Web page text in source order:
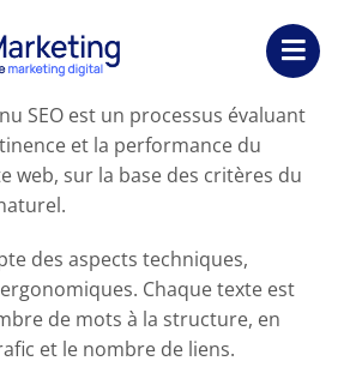
SEO est un processus évaluant
et la performance du
web, sur la base des critères du
des aspects techniques,
Chaque texte est
de mots à la structure, en
et le nombre de liens.